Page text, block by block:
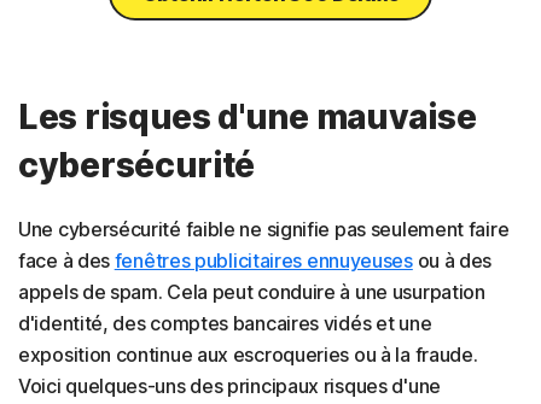
Les risques d'une mauvaise
cybersécurité
Une cybersécurité faible ne signifie pas seulement faire
face à des fenêtres publicitaires ennuyeusesou à des
appels de spam. Cela peut conduire à une usurpation
d'identité, des comptes bancaires vidés et une
exposition continue aux escroqueries ou à la fraude.
Voici quelques-uns des principaux risques d'une